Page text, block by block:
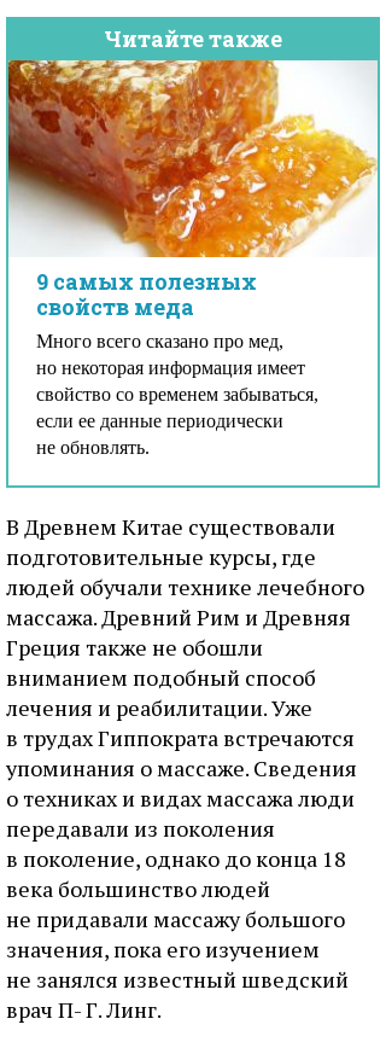
Читайте также
9 самых полезных
свойств меда
Много всего сказано про мед,
но некоторая информация имеет
свойство со временем забываться,
если ее данные периодически
не обновлять.
В Древнем Китае существовали
подготовительные курсы, где
людей обучали технике лечебного
массажа. Древний Рим и Древняя
Греция также не обошли
вниманием подобный способ
лечения и реабилитации. Уже
в трудах Гиппократа встречаются
упоминания о массаже. Сведения
о техниках и видах массажа люди
передавали из поколения
в поколение, однако до конца 18
века большинство людей
не придавали массажу большого
значения, пока его изучением
не занялся известный шведский
врач П- Г. Линг.